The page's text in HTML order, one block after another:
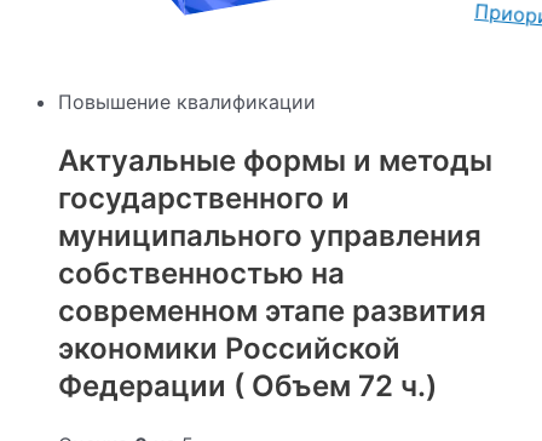
Повышение квалификации
Актуальные формы и методы
государственного и
муниципального управления
собственностью на
современном этапе развития
экономики Российской
Федерации ( Объем 72 ч.)